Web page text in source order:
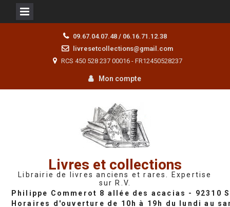
09.67.04.07.48 / 06.16.71.12.38
livresetcollections@gmail.com
RCS 450 528 237 00016 - FR12450528237
Mon compte
Livres et collections
Librairie de livres anciens et rares. Expertise
sur R.V.